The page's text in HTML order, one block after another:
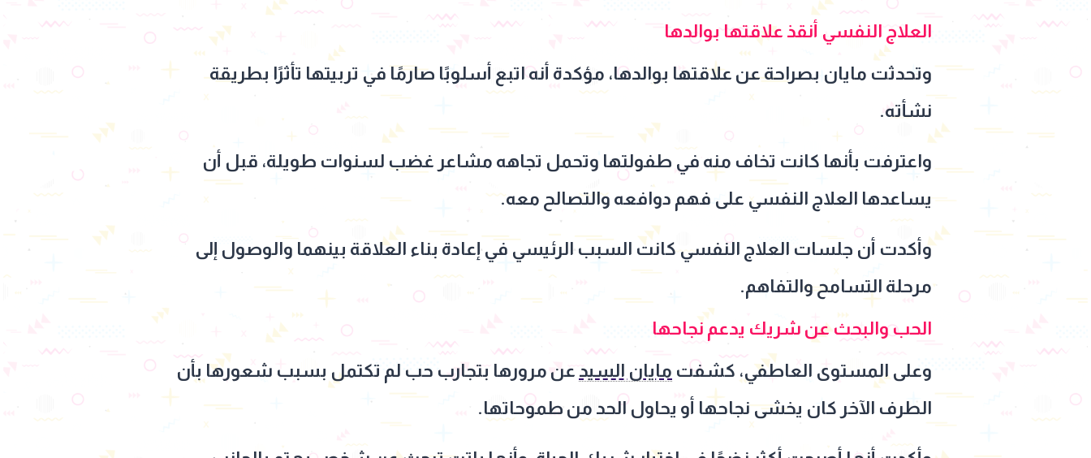
العلاج النفسي أنقذ علاقتها بوالدها
وتحدثت مايان بصراحة عن علاقتها بوالدها، مؤكدة أنه اتبع أسلوبًا صارمًا في تربيتها تأثرًا بطريقة
نشأته.
واعترفت بأنها كانت تخاف منه في طفولتها وتحمل تجاهه مشاعر غضب لسنوات طويلة، قبل أن
يساعدها العلاج النفسي على فهم دوافعه والتصالح معه.
وأكدت أن جلسات العلاج النفسي كانت السبب الرئيسي في إعادة بناء العلاقة بينهما والوصول إلى
مرحلة التسامح والتفاهم.
الحب والبحث عن شريك يدعم نجاحها
وعلى المستوى العاطفي، كشفت مايان السيد عن مرورها بتجارب حب لم تكتمل بسبب شعورها بأن
الطرف الآخر كان يخشى نجاحها أو يحاول الحد من طموحاتها.